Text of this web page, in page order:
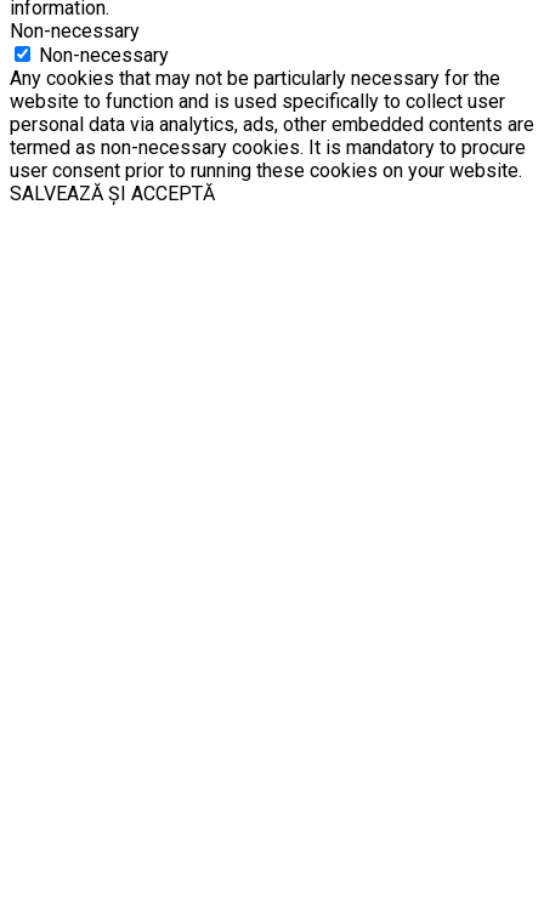
information.
Non-necessary
Non-necessary
Any cookies that may not be particularly necessary for the
website to function and is used specifically to collect user
personal data via analytics, ads, other embedded contents are
termed as non-necessary cookies. It is mandatory to procure
user consent prior to running these cookies on your website.
SALVEAZĂ ȘI ACCEPTĂ